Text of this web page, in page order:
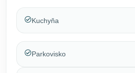
Kuchyňa
Parkovisko